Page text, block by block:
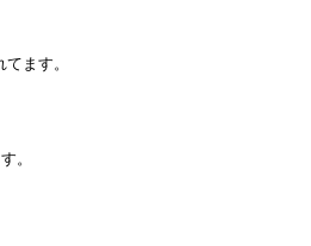
ます。
。